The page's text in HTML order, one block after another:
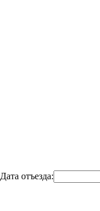
Дата отъезда: